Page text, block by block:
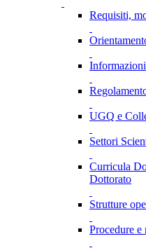
Requisiti,
UGQ e
Settori
Curricula
Dottorato
Strutture
Procedure e